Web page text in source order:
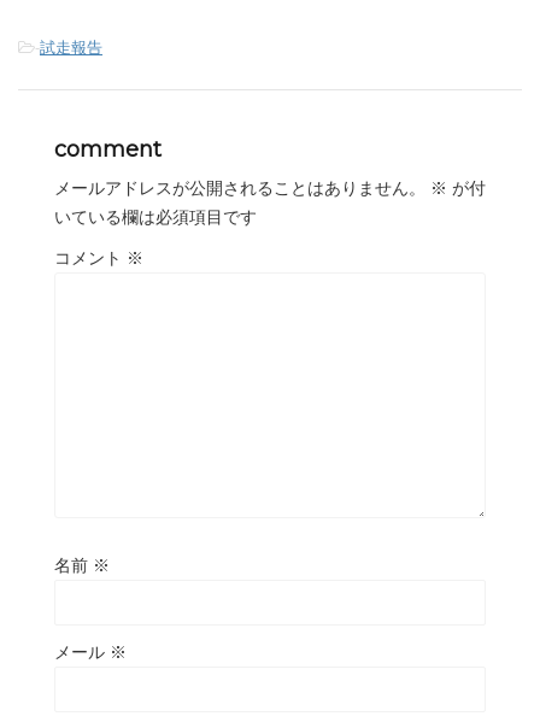
-試走報告
comment
メールアドレスが公開されることはありません。 ※ が付
いている欄は必須項目です
コメント ※
名前 ※
メール ※